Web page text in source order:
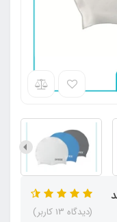
(دیدگاه 13 کاربر)